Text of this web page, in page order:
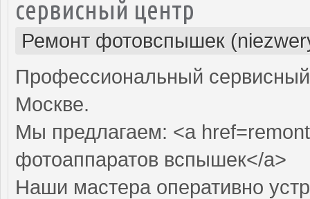
сервисный центр
Ремонт фотовспышек
Профессиональный
Москве.
Мы предлагаем: <a
фотоаппаратов вспышек</a>
Наши мастера оперативно